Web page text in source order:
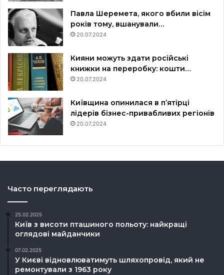
Павла Шеремета, якого вбили вісім
років тому, вшанували…
20.07.2024
Кияни можуть здати російські
книжки на переробку: кошти…
20.07.2024
Київщина опинилася в пʼятірці
лідерів бізнес-привабливих регіонів
20.07.2024
Часто переглядають
25.02.2025
Київ з висоти пташиного польоту: найкращі
оглядові майданчики
07.02.2025
У Києві відновлюватимуть шляхопровід, який не
ремонтували з 1963 року